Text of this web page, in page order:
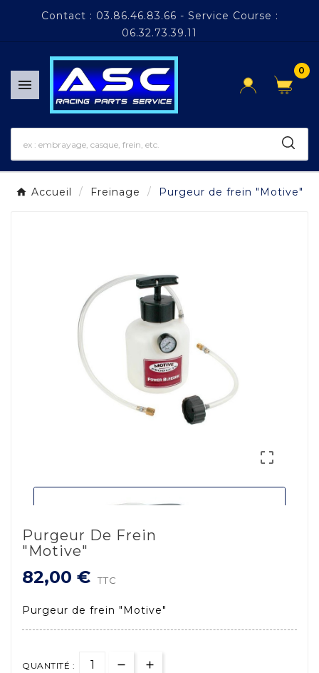
Contact : 03.86.46.83.66 - Service Course :
06.32.73.39.11

0
Accueil Freinage Purgeur de frein "Motive"

Purgeur De Frein
"Motive"
82,00 € TTC
Purgeur de frein "Motive"
QUANTITÉ :